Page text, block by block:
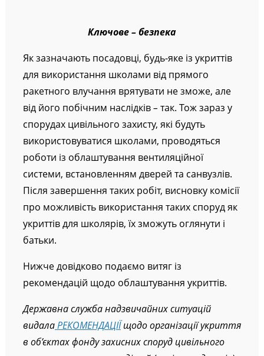
Ключове – безпека
Як зазначають посадовці, будь-яке із укриттів
для використання школами від прямого
ракетного влучання врятувати не зможе, але
від його побічним наслідків– так. Тож зараз у
спорудах цивільного захисту, які будуть
використовуватися школами, проводяться
роботи із облаштування вентиляційної
системи, встановленням дверей та санвузлів.
Після завершення таких робіт, висновку комісії
про можливість використання таких споруд як
укриттів для школярів, їх зможуть оглянути і
батьки.
Нижче довідково подаємо витяг із
рекомендацій щодо облаштування укриттів.
Державна служба надзвичайних ситуацій
видалаРЕКОМЕНДАЦІЇщодо організації укриття
в об’єктах фонду захисних споруд цивільного